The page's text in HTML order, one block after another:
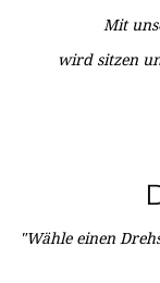
Mit
wird sitzen
"Wähle einen